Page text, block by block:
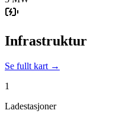
Infrastruktur
Se fullt kart →
1
Ladestasjoner